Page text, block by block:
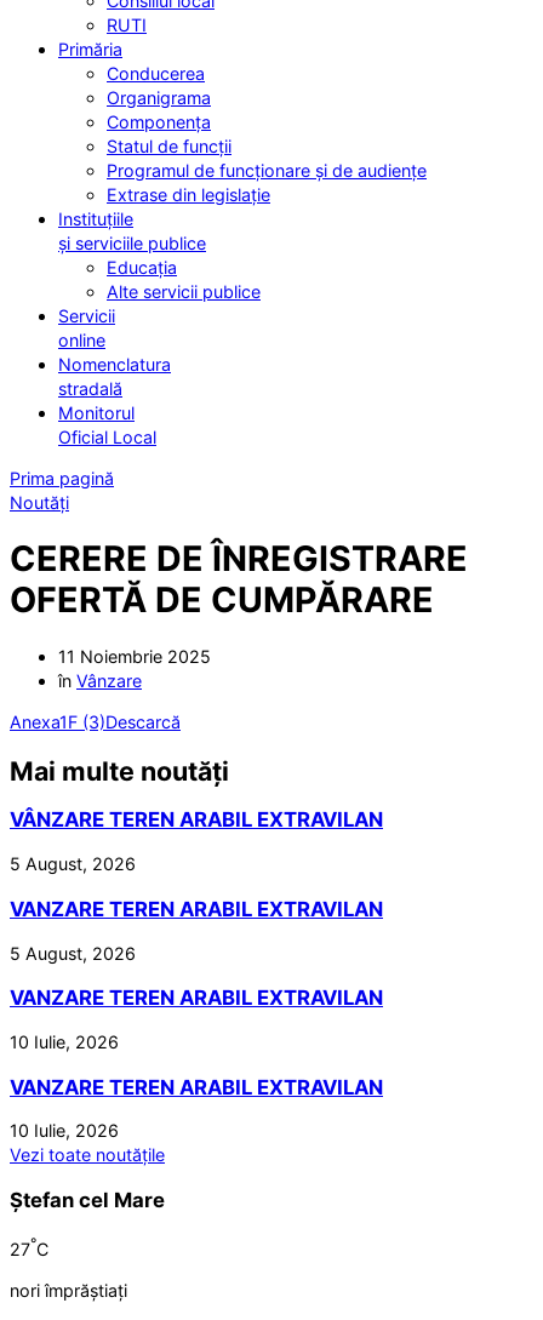
RUTI
Primăria
Conducerea
Organigrama
Componența
Statul de funcții
Programul de funcționare și de audiențe
Extrase din legislație
Instituțiile
și serviciile publice
Educația
Alte servicii publice
Servicii
online
Nomenclatura
stradală
Monitorul
Oficial Local
Prima pagină
Noutăți
CERERE DE ÎNREGISTRARE
OFERTĂ DE CUMPĂRARE
11 Noiembrie 2025
în Vânzare
Anexa1F (3)Descarcă
Mai multe noutăți
VÂNZARE TEREN ARABIL EXTRAVILAN
5 August, 2026
VANZARE TEREN ARABIL EXTRAVILAN
5 August, 2026
VANZARE TEREN ARABIL EXTRAVILAN
10 Iulie, 2026
VANZARE TEREN ARABIL EXTRAVILAN
10 Iulie, 2026
Vezi toate noutățile
Ștefan cel Mare
27°C
nori împrăștiați